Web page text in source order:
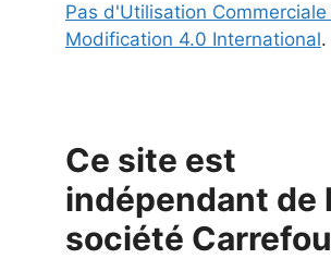
Pas d'Utilisation
Modification 4.0 International.
Ce site est
indépendant de
société